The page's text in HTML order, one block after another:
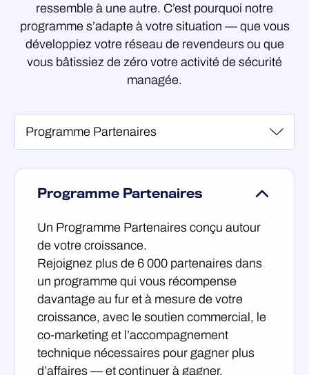
ressemble à une autre. C’est pourquoi notre
programme s’adapte à votre situation — que vous
développiez votre réseau de revendeurs ou que
vous bâtissiez de zéro votre activité de sécurité
managée.
Programme Partenaires
Un Programme Partenaires conçu autour
de votre croissance.
Rejoignez plus de 6 000 partenaires dans
un programme qui vous récompense
davantage au fur et à mesure de votre
croissance, avec le soutien commercial, le
co-marketing et l’accompagnement
technique nécessaires pour gagner plus
d’affaires — et continuer à gagner.